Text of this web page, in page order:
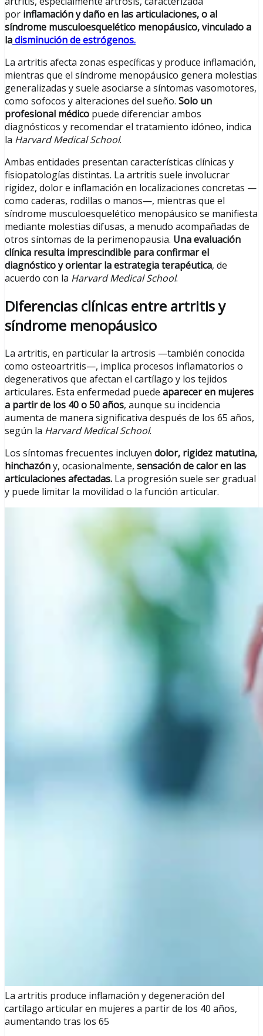
por inflamación y daño en las articulaciones, o al
síndrome musculoesquelético menopáusico, vinculado a
ladisminución de estrógenos.
La artritis afecta zonas específicas y produce inflamación,
mientras que el síndrome menopáusico genera molestias
generalizadas y suele asociarse a síntomas vasomotores,
como sofocos y alteraciones del sueño. Solo un
profesional médico puede diferenciar ambos
diagnósticos y recomendar el tratamiento idóneo, indica
la Harvard Medical School.
Ambas entidades presentan características clínicas y
fisiopatologías distintas. La artritis suele involucrar
rigidez, dolor e inflamación en localizaciones concretas —
como caderas, rodillas o manos—, mientras que el
síndrome musculoesquelético menopáusico se manifiesta
mediante molestias difusas, a menudo acompañadas de
otros síntomas de la perimenopausia. Una evaluación
clínica resulta imprescindible para confirmar el
diagnóstico y orientar la estrategia terapéutica, de
acuerdo con la Harvard Medical School.
Diferencias clínicas entre artritis y
síndrome menopáusico
La artritis, en particular la artrosis —también conocida
como osteoartritis—, implica procesos inflamatorios o
degenerativos que afectan el cartílago y los tejidos
articulares. Esta enfermedad puede aparecer en mujeres
a partir de los 40 o 50 años, aunque su incidencia
aumenta de manera significativa después de los 65 años,
según la Harvard Medical School.
Los síntomas frecuentes incluyen dolor, rigidez matutina,
hinchazóny, ocasionalmente, sensación de calor en las
articulaciones afectadas. La progresión suele ser gradual
y puede limitar la movilidad o la función articular.
La artritis produce inflamación y degeneración del
cartílago articular en mujeres a partir de los 40 años,
aumentando tras los 65